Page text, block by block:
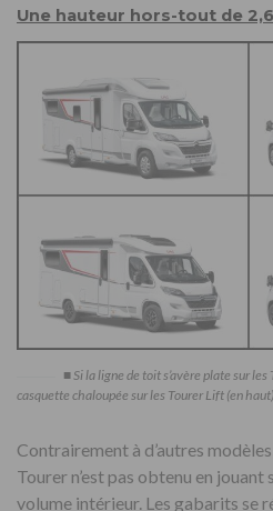
Une hauteur hors-tout de
■ Si la ligne de toit s’avère plate sur
casquette chaloupée sur les Tourer Lift (en
Contrairement à d’autres
Tourer n’est pas obtenu en
volume intérieur. Les gabarits se